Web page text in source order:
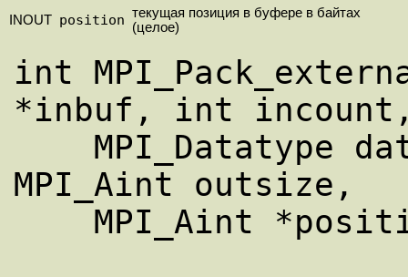
INOUT position текущая позиция в буфере в байтах
(целое)
int
*inbuf, int
MPI_Aint outsize,